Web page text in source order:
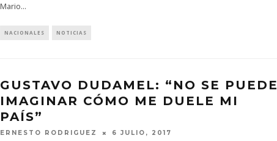
Mario...
NACIONALES NOTICIAS
GUSTAVO DUDAMEL: “NO SE PUEDE
IMAGINAR CÓMO ME DUELE MI
PAÍS”
ERNESTO RODRIGUEZ 6 JULIO, 2017